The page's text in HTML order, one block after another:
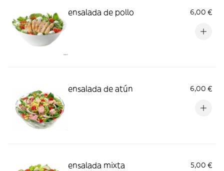
ensalada de pollo 6,00 €
ensalada de atún 6,00 €
ensalada mixta 5,00 €